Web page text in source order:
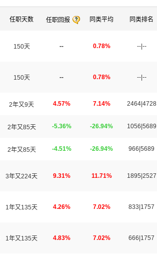
任职天数 任职回报 同类平均 同类排名
150天 -- 0.78% --|--
150天 -- 0.78% --|--
2年又9天 4.57% 7.14% 2464|4728
2年又85天 -5.36% -26.94% 1056|5689
2年又85天 -4.51% -26.94% 966|5689
3年又224天 9.31% 11.71% 1895|2527
1年又135天 4.26% 7.02% 833|1757
1年又135天 4.83% 7.02% 666|1757